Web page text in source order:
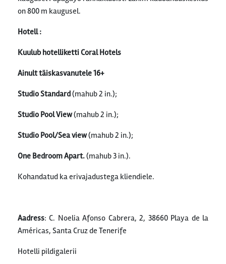
on 800 m kaugusel.
Hotell :
Kuulub hotelliketti Coral Hotels
Ainult täiskasvanutele 16+
Studio Standard(mahub 2 in.);
Studio Pool View(mahub 2 in.);
Studio Pool/Sea view(mahub 2 in.);
One Bedroom Apart.(mahub 3 in.).
Kohandatud ka erivajadustega kliendiele.
Aadress: C. Noelia Afonso Cabrera, 2, 38660 Playa de la
Américas, Santa Cruz de Tenerife
Hotelli pildigalerii